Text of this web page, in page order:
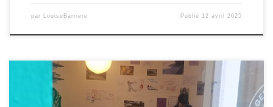
par LouiseBarriere Publié 12 avril 2025